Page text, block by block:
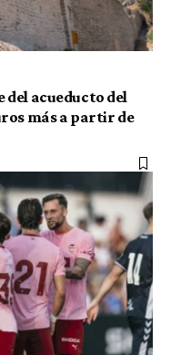
del acueducto del
más a partir de